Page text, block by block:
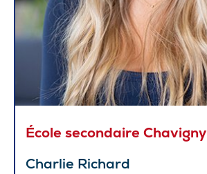
École secondaire Chavigny
Charlie Richard